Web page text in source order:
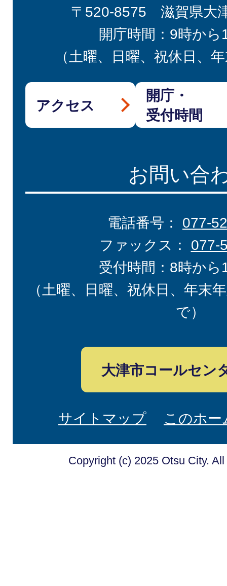
〒520-8575 滋賀県大
開庁時間：9時から
（土曜、日曜、祝休日、
アクセス
開庁・
受付時間
お問い合
電話番号： 077-
ファックス： 077-
受付時間：8時から
（土曜、日曜、祝休日、年末
で）
大津市コールセン
サイトマップ このホ
Copyright (c) 2025 Otsu City.